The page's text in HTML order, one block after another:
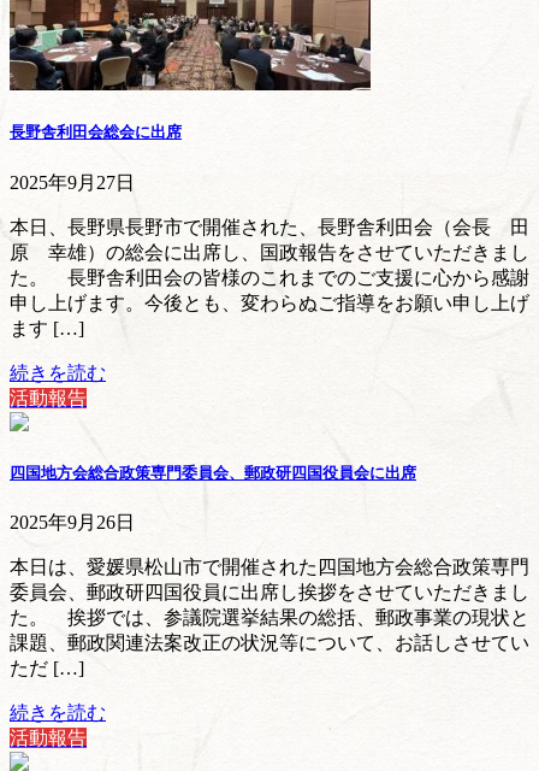
長野舎利田会総会に出席
2025年9月27日
本日、長野県長野市で開催された、長野舎利田会（会長 田
原 幸雄）の総会に出席し、国政報告をさせていただきまし
た。 長野舎利田会の皆様のこれまでのご支援に心から感謝
申し上げます。今後とも、変わらぬご指導をお願い申し上げ
ます […]
続きを読む
活動報告
四国地方会総合政策専門委員会、郵政研四国役員会に出席
2025年9月26日
本日は、愛媛県松山市で開催された四国地方会総合政策専門
委員会、郵政研四国役員に出席し挨拶をさせていただきまし
た。 挨拶では、参議院選挙結果の総括、郵政事業の現状と
課題、郵政関連法案改正の状況等について、お話しさせてい
ただ […]
続きを読む
活動報告